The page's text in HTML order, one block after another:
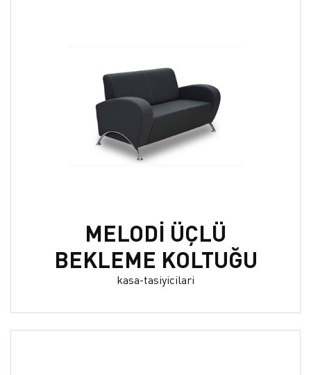
MELODİ ÜÇLÜ
BEKLEME KOLTUĞU
kasa-tasiyicilari